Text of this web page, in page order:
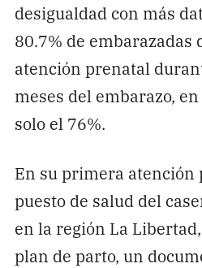
desigualdad con más
80.7% de embarazadas
atención prenatal
meses del embarazo,
solo el 76%.
En su primera atención
puesto de salud del
en la región La
plan de parto, un